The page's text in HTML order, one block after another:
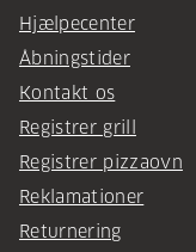
Hjælpecenter
Åbningstider
Kontakt os
Registrer grill
Registrer pizzaovn
Reklamationer
Returnering